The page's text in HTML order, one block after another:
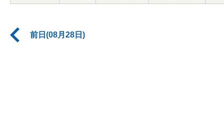
前日(08月28日)